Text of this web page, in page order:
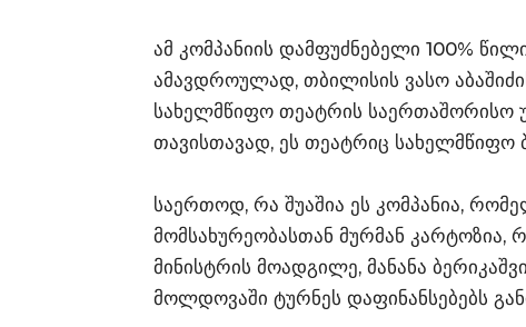
ამ კომპანიის დამფუძნებელი 100%
ამავდროულად, თბილისის ვასო
სახელმწიფო თეატრის საერთაშორისო
თავისთავად, ეს თეატრიც სახელმწიფო
საერთოდ, რა შუაშია ეს კომპანია,
მომსახურეობასთან მურმან კარტოზია,
მინისტრის მოადგილე, მანანა
მოლდოვაში ტურნეს დაფინანსებებს